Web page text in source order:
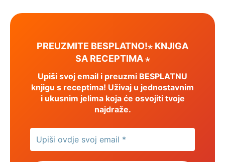
PREUZMITE BESPLATNO!⋆ KNJIGA
SA RECEPTIMA ⋆
Upiši svoj email i preuzmi BESPLATNU
knjigu s receptima! Uživaj u jednostavnim
i ukusnim jelima koja će osvojiti tvoje
najdraže.